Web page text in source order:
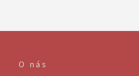
O nás